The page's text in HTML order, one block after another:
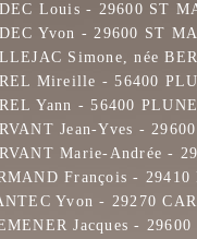
Louis - 29600 ST
Yvon - 29600 ST
Simone, née
Mireille - 56400
Yann - 56400
Jean-Yves -
Marie-Andrée -
François -
Yvon - 29270
Jacques -